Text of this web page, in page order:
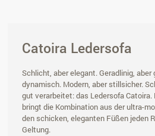
Catoira Ledersofa
Schlicht, aber elegant. Geradlinig, aber
dynamisch. Modern, aber stillsicher.
gut verarbeitet: das Ledersofa Catoira.
bringt die Kombination aus der ultra-
den schicken, eleganten Füßen jeden
Geltung.